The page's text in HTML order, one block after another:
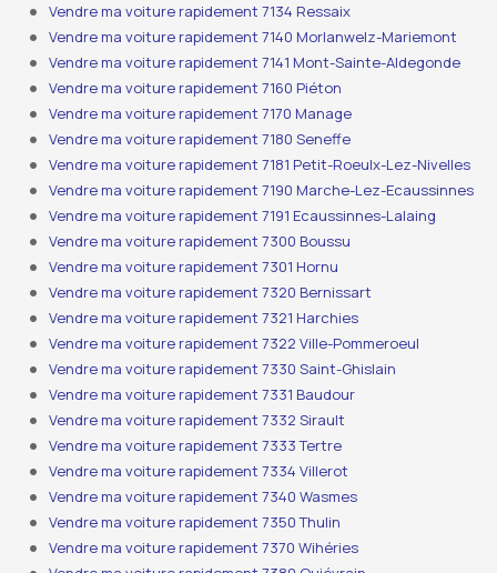
Vendre ma voiture rapidement 7134 Ressaix
Vendre ma voiture rapidement 7140 Morlanwelz-Mariemont
Vendre ma voiture rapidement 7141 Mont-Sainte-Aldegonde
Vendre ma voiture rapidement 7160 Piéton
Vendre ma voiture rapidement 7170 Manage
Vendre ma voiture rapidement 7180 Seneffe
Vendre ma voiture rapidement 7181 Petit-Roeulx-Lez-Nivelles
Vendre ma voiture rapidement 7190 Marche-Lez-Ecaussinnes
Vendre ma voiture rapidement 7191 Ecaussinnes-Lalaing
Vendre ma voiture rapidement 7300 Boussu
Vendre ma voiture rapidement 7301 Hornu
Vendre ma voiture rapidement 7320 Bernissart
Vendre ma voiture rapidement 7321 Harchies
Vendre ma voiture rapidement 7322 Ville-Pommeroeul
Vendre ma voiture rapidement 7330 Saint-Ghislain
Vendre ma voiture rapidement 7331 Baudour
Vendre ma voiture rapidement 7332 Sirault
Vendre ma voiture rapidement 7333 Tertre
Vendre ma voiture rapidement 7334 Villerot
Vendre ma voiture rapidement 7340 Wasmes
Vendre ma voiture rapidement 7350 Thulin
Vendre ma voiture rapidement 7370 Wihéries